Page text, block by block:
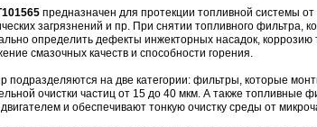
предназначен для протекции топливной системы от
загрязнений и пр. При снятии топливного фильтра,
определить дефекты инжекторных насадок, коррозию
смазочных качеств и способности горения.
подразделяются на две категории: фильтры, которые
очистки частиц от 15 до 40 мкм. А также топливные
и обеспечивают тонкую очистку среды от